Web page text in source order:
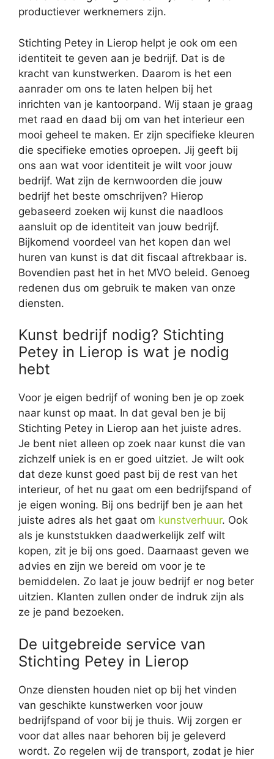
productiever werknemers zijn.
Stichting Petey in Lierop helpt je ook om een
identiteit te geven aan je bedrijf. Dat is de
kracht van kunstwerken. Daarom is het een
aanrader om ons te laten helpen bij het
inrichten van je kantoorpand. Wij staan je graag
met raad en daad bij om van het interieur een
mooi geheel te maken. Er zijn specifieke kleuren
die specifieke emoties oproepen. Jij geeft bij
ons aan wat voor identiteit je wilt voor jouw
bedrijf. Wat zijn de kernwoorden die jouw
bedrijf het beste omschrijven? Hierop
gebaseerd zoeken wij kunst die naadloos
aansluit op de identiteit van jouw bedrijf.
Bijkomend voordeel van het kopen dan wel
huren van kunst is dat dit fiscaal aftrekbaar is.
Bovendien past het in het MVO beleid. Genoeg
redenen dus om gebruik te maken van onze
diensten.
Kunst bedrijf nodig? Stichting
Petey in Lierop is wat je nodig
hebt
Voor je eigen bedrijf of woning ben je op zoek
naar kunst op maat. In dat geval ben je bij
Stichting Petey in Lierop aan het juiste adres.
Je bent niet alleen op zoek naar kunst die van
zichzelf uniek is en er goed uitziet. Je wilt ook
dat deze kunst goed past bij de rest van het
interieur, of het nu gaat om een bedrijfspand of
je eigen woning. Bij ons bedrijf ben je aan het
juiste adres als het gaat om kunstverhuur. Ook
als je kunststukken daadwerkelijk zelf wilt
kopen, zit je bij ons goed. Daarnaast geven we
advies en zijn we bereid om voor je te
bemiddelen. Zo laat je jouw bedrijf er nog beter
uitzien. Klanten zullen onder de indruk zijn als
ze je pand bezoeken.
De uitgebreide service van
Stichting Petey in Lierop
Onze diensten houden niet op bij het vinden
van geschikte kunstwerken voor jouw
bedrijfspand of voor bij je thuis. Wij zorgen er
voor dat alles naar behoren bij je geleverd
wordt. Zo regelen wij de transport, zodat je hier